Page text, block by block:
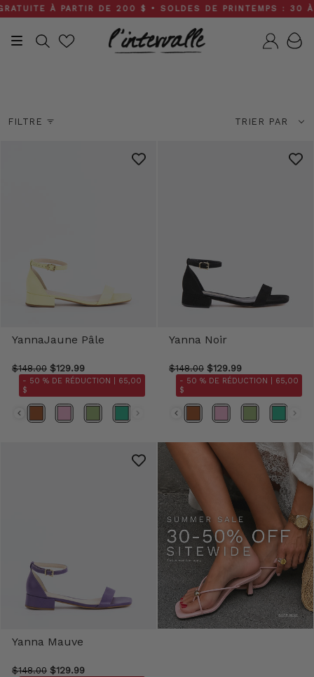
Skip
to
content
DE 200 $ • SOLDES DE PRINTEMPS : 30 À 50 %
Recherche
FILTRE
Trier
TRIER PAR
YannaJaune Pâle
$148.00 $129.99
- 50 % DE RÉDUCTION |
65,00
$
Yanna Noir
$148.00 $129.99
- 50 % DE RÉDUCTION |
65,00
$
Yanna Mauve
$148.00 $129.99